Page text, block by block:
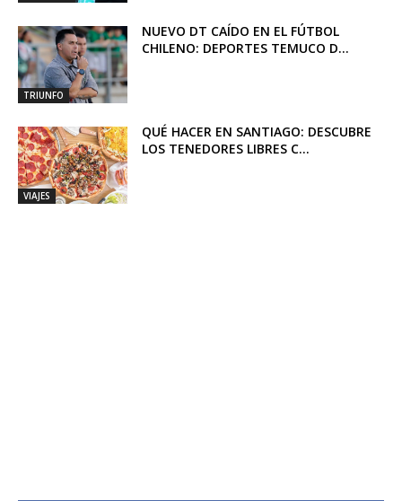
TRIUNFO
NUEVO DT CAÍDO EN EL FÚTBOL
CHILENO: DEPORTES TEMUCO D...
VIAJES
QUÉ HACER EN SANTIAGO: DESCUBRE
LOS TENEDORES LIBRES C...